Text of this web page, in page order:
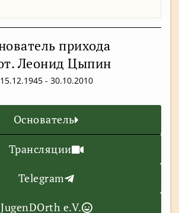
прихода
Леонид Цыпин
15.12.1945 - 30.10.2010
Основатель
Трансляции
Telegram
JugenDOrth e.V.